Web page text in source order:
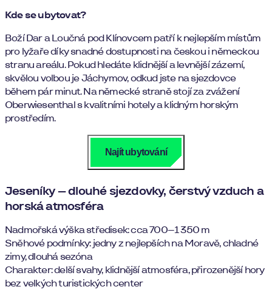
Kde se ubytovat?
Boží Dar a Loučná pod Klínovcem patří k nejlepším místům
pro lyžaře díky snadné dostupnosti na českou i německou
stranu areálu. Pokud hledáte klidnější a levnější zázemí,
skvělou volbou je Jáchymov, odkud jste na sjezdovce
během pár minut. Na německé straně stojí za zvážení
Oberwiesenthal s kvalitními hotely a klidným horským
prostředím.
Najít ubytování
Jeseníky – dlouhé sjezdovky, čerstvý vzduch a
horská atmosféra
Nadmořská výška středisek: cca 700–1 350 m
Sněhové podmínky: jedny z nejlepších na Moravě, chladné
zimy, dlouhá sezóna
Charakter: delší svahy, klidnější atmosféra, přirozenější hory
bez velkých turistických center